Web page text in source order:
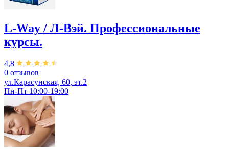
L-Way / Л-Вэй. Профессиональные
курсы.
4,8
0 отзывов
ул.Карасунская, 60, эт.2
Пн-Пт 10:00-19:00